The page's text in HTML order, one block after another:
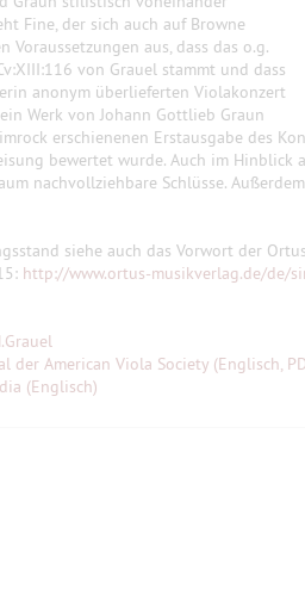
Fine, der sich auch auf Browne
Voraussetzungen aus, dass das o.g.
von Grauel stammt und dass
anonym überlieferten Violakonzert
Werk von Johann Gottlieb Graun
erschienenen Erstausgabe des
bewertet wurde. Auch im Hinblick
nachvollziehbare Schlüsse.
siehe auch das Vorwort der
http://www.ortus-musikverlag.de/de/
der American Viola Society (Englisch,
(Englisch)